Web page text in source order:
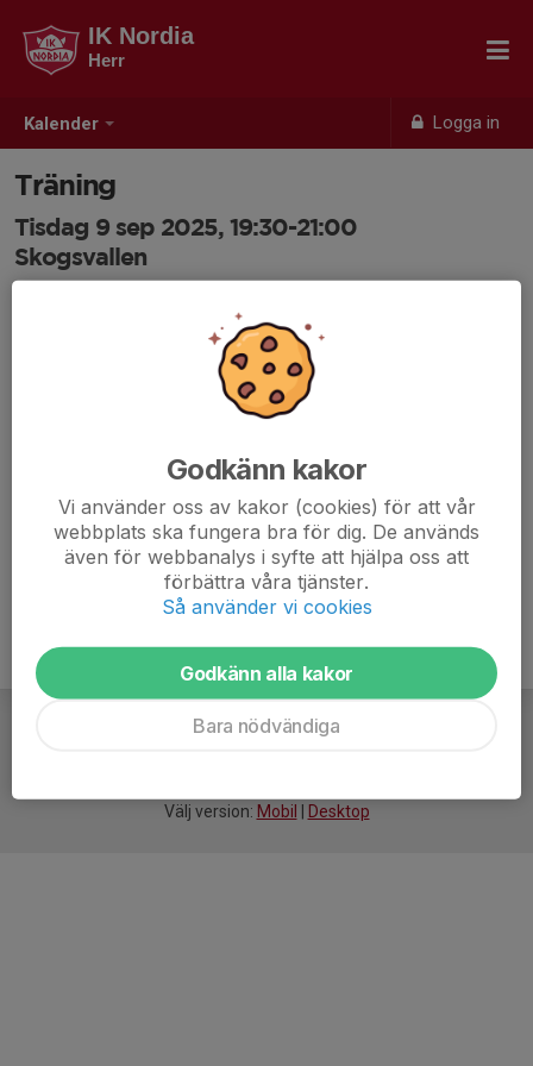
Kalender Logga in
IK Nordia
Herr
Träning
Tisdag 9 sep 2025, 19:30-21:00
Skogsvallen
Välj version: Mobil Desktop
Godkänn kakor
Vi använder oss av kakor (cookies) för att vår
webbplats ska fungera bra för dig. De används
även för webbanalys i syfte att hjälpa oss att
förbättra våra tjänster.
Så använder vi cookies
Godkänn alla kakor
Bara nödvändiga